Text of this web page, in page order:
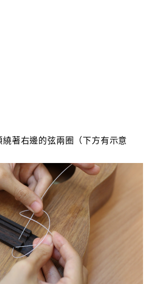
繞著右邊的弦兩圈（下方有示意